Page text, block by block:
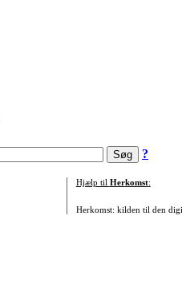
?
Hjælp til Herkomst:
Herkomst: kilden til den